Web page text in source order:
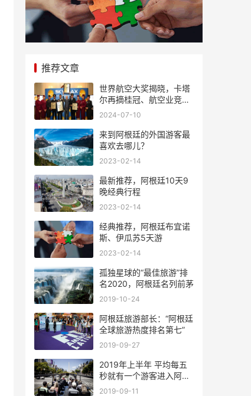
推荐文章
世界航空大奖揭晓，卡塔
尔再摘桂冠、航空业竞争
风起云涌
2024-07-10
来到阿根廷的外国游客最
喜欢去哪儿？
2023-02-14
最新推荐，阿根廷10天9
晚经典行程
2023-02-14
经典推荐，阿根廷布宜诺
斯、伊瓜苏5天游
2023-02-14
孤独星球的“最佳旅游”排
名2020，阿根廷名列前茅
2019-10-24
阿根廷旅游部长：“阿根廷
全球旅游热度排名第七”
2019-09-27
2019年上半年 平均每五
秒就有一个游客进入阿根
廷
2019-09-11